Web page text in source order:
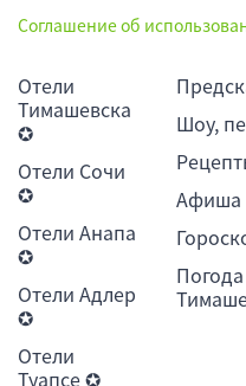
Соглашение об
Отели
Тимашевска
✪
Отели Сочи
✪
Отели Анапа
✪
Отели Адлер
✪
Отели
Туапсе ✪
Шоу,
Афиша